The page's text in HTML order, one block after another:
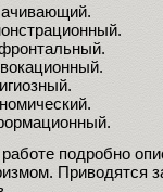
подробно
Приводятся